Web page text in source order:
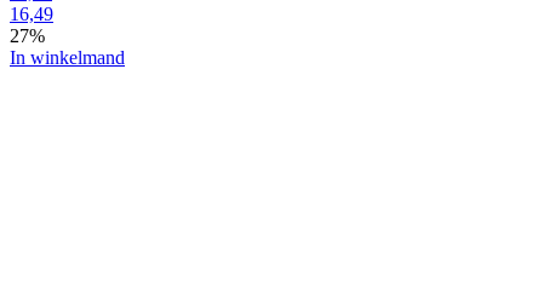
16,49
27%
In winkelmand